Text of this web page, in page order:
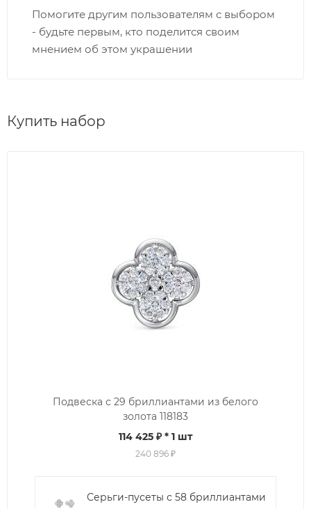
Помогите другим пользователям с выбором
- будьте первым, кто поделится своим
мнением об этом украшении
Купить набор
Подвеска с 29 бриллиантами из белого
золота 118183
114 425 ₽ * 1 шт
240 896 ₽
Серьги-пусеты с 58 бриллиантами